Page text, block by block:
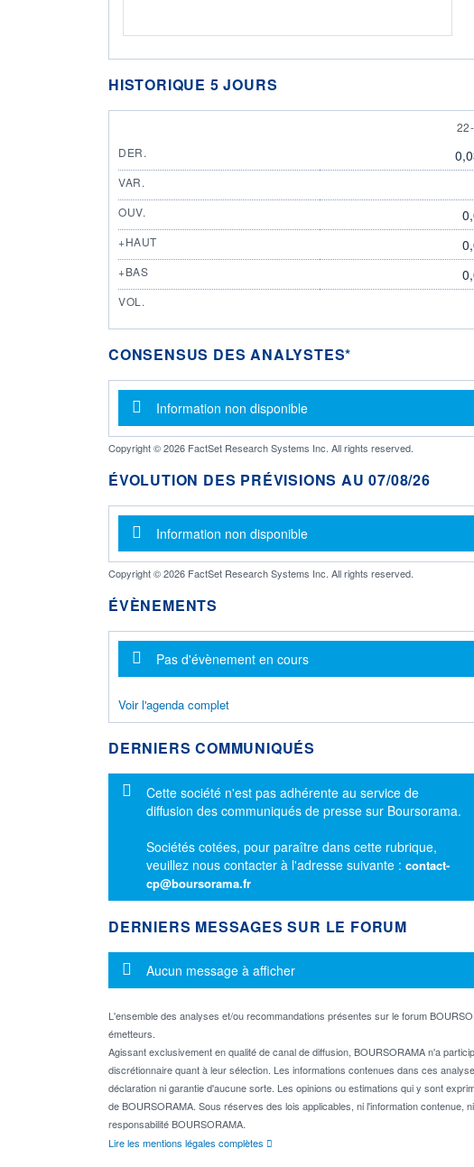
HISTORIQUE 5 JOURS
22
DER.
VAR.
OUV.
+HAUT
+BAS
VOL.
CONSENSUS DES ANALYSTES*
Message d'information
Information non disponible
Copyright © 2026 FactSet Research Systems Inc. All rights reserved.
ÉVOLUTION DES PRÉVISIONS AU 07/08/26
Message d'information
Information non disponible
Copyright © 2026 FactSet Research Systems Inc. All rights reserved.
ÉVÈNEMENTS
Message d'information
Pas d'évènement en cours
Voir l'agenda complet
DERNIERS COMMUNIQUÉS
Message d'information
Cette société n'est pas adhérente au service de
diffusion des communiqués de presse sur Boursorama.
Sociétés cotées, pour paraître dans cette rubrique,
veuillez nous contacter à l'adresse suivante : contact-
cp@boursorama.fr
DERNIERS MESSAGES SUR LE FORUM
Message d'information
Aucun message à afficher
L'ensemble des analyses et/ou recommandations présentes sur le forum
émetteurs.
Agissant exclusivement en qualité de canal de diffusion, BOURSORAMA n'a
discrétionnaire quant à leur sélection. Les informations contenues dans ces
déclaration ni garantie d'aucune sorte. Les opinions ou estimations qui y sont
de BOURSORAMA. Sous réserves des lois applicables, ni l'information contenue,
responsabilité BOURSORAMA.
Lire les mentions légales complètes